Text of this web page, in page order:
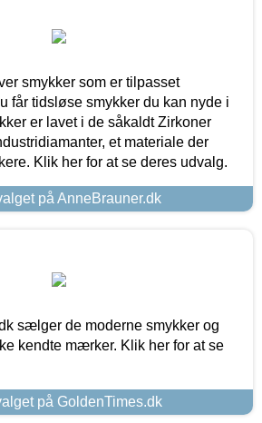
smykker som er tilpasset
får tidsløse smykker du kan nyde i
er lavet i de såkaldt Zirkoner
et materiale der
Klik her for at se deres udvalg.
på AnneBrauner.dk
sælger de moderne smykker og
kendte mærker. Klik her for at se
på GoldenTimes.dk